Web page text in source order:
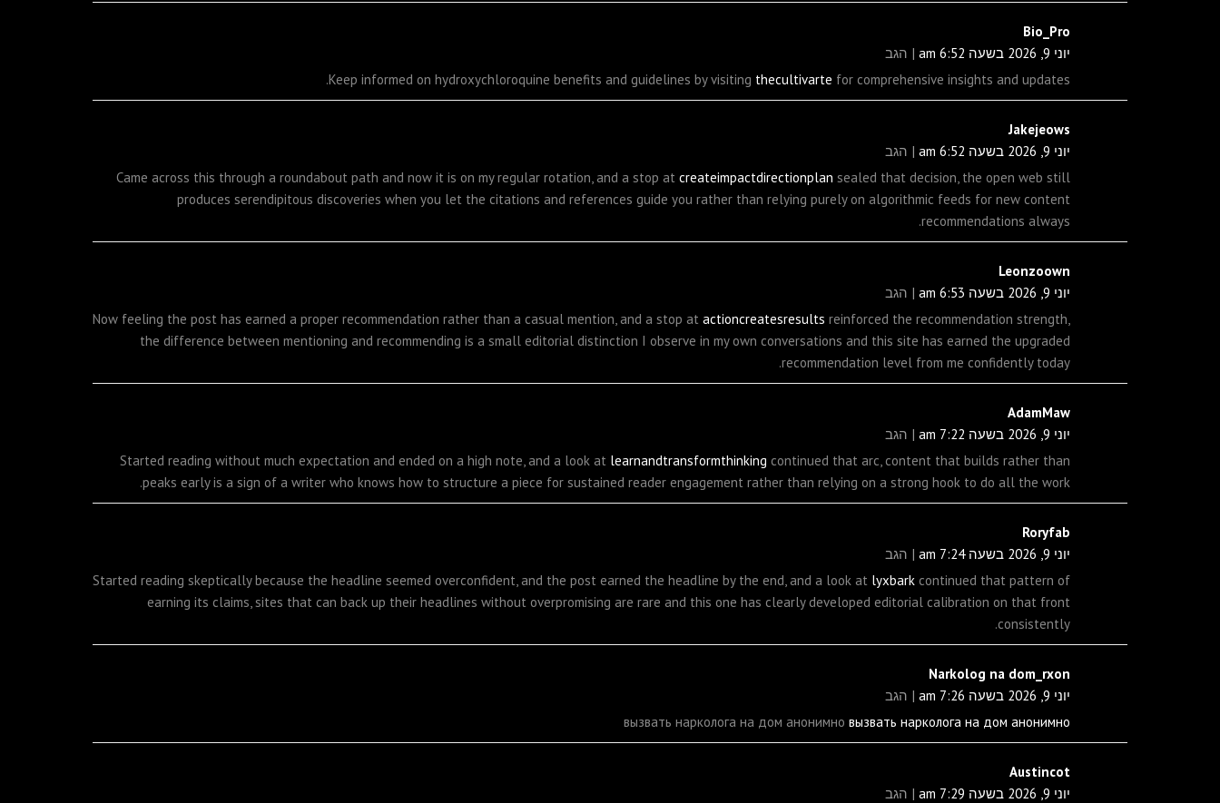
Bio_Pro
יוני 9, 2026 בשעה 6:52 am
הגב
Keep informed on hydroxychloroquine benefits and guidelines by visiting thecultivarte for comprehensive insights and updates.
Jakejeows
יוני 9, 2026 בשעה 6:52 am
הגב
Came across this through a roundabout path and now it is on my regular rotation, and a stop at createimpactdirectionplan sealed that decision, the open web still
produces serendipitous discoveries when you let the citations and references guide you rather than relying purely on algorithmic feeds for new content
recommendations always.
Leonzoown
יוני 9, 2026 בשעה 6:53 am
הגב
Now feeling the post has earned a proper recommendation rather than a casual mention, and a stop at actioncreatesresults reinforced the recommendation strength,
the difference between mentioning and recommending is a small editorial distinction I observe in my own conversations and this site has earned the upgraded
recommendation level from me confidently today.
AdamMaw
יוני 9, 2026 בשעה 7:22 am
הגב
Started reading without much expectation and ended on a high note, and a look at learnandtransformthinking continued that arc, content that builds rather than
peaks early is a sign of a writer who knows how to structure a piece for sustained reader engagement rather than relying on a strong hook to do all the work.
Roryfab
יוני 9, 2026 בשעה 7:24 am
הגב
Started reading skeptically because the headline seemed overconfident, and the post earned the headline by the end, and a look at lyxbark continued that pattern of
earning its claims, sites that can back up their headlines without overpromising are rare and this one has clearly developed editorial calibration on that front
consistently.
Narkolog na dom_rxon
יוני 9, 2026 בשעה 7:26 am
הגב
вызвать нарколога на дом анонимно вызвать нарколога на дом анонимно
Austincot
יוני 9, 2026 בשעה 7:29 am
הגב